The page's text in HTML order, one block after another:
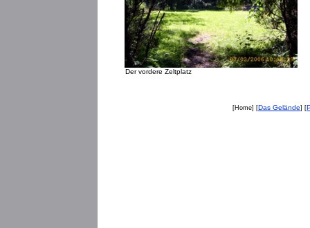
Der vordere Zeltplatz
[Home] [Das Gelände] [